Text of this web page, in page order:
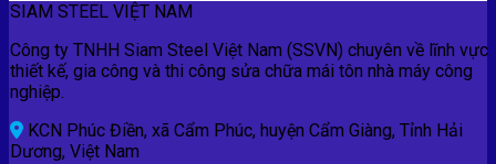
SIAM STEEL VIỆT NAM
Công ty TNHH Siam Steel Việt Nam (SSVN) chuyên về lĩnh vực
thiết kế, gia công và thi công sửa chữa mái tôn nhà máy công
nghiệp.
KCN Phúc Điền, xã Cẩm Phúc, huyện Cẩm Giàng, Tỉnh Hải
Dương, Việt Nam